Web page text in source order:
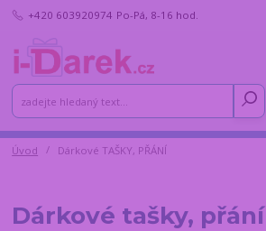
+420 603920974 Po-Pá, 8-16 hod.
Úvod Dárkové TAŠKY, PŘÁNÍ
Dárkové tašky, přání